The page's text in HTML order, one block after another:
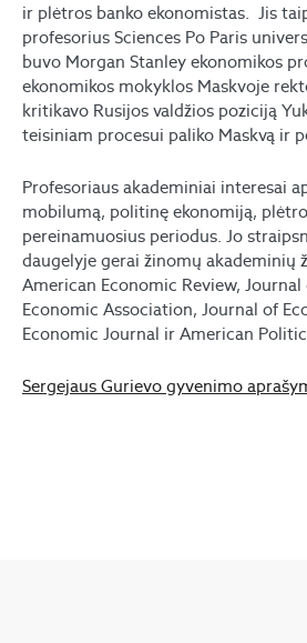
ir plėtros banko ekonomistas. Jis
profesorius Sciences Po Paris
buvo Morgan Stanley ekonomikos
ekonomikos mokyklos Maskvoje
kritikavo Rusijos valdžios poziciją
teisiniam procesui paliko Maskvą ir
Profesoriaus akademiniai interesai
mobilumą, politinę ekonomiją,
pereinamuosius periodus. Jo
daugelyje gerai žinomų akademinių
American Economic Review, Journal
Economic Association, Journal of
Economic Journal ir American
Sergejaus Gurievo gyvenimo